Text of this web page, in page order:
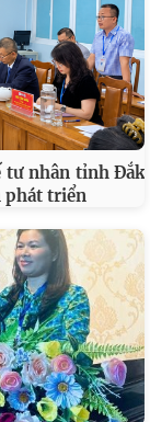
tư nhân tỉnh Đắk
phát triển